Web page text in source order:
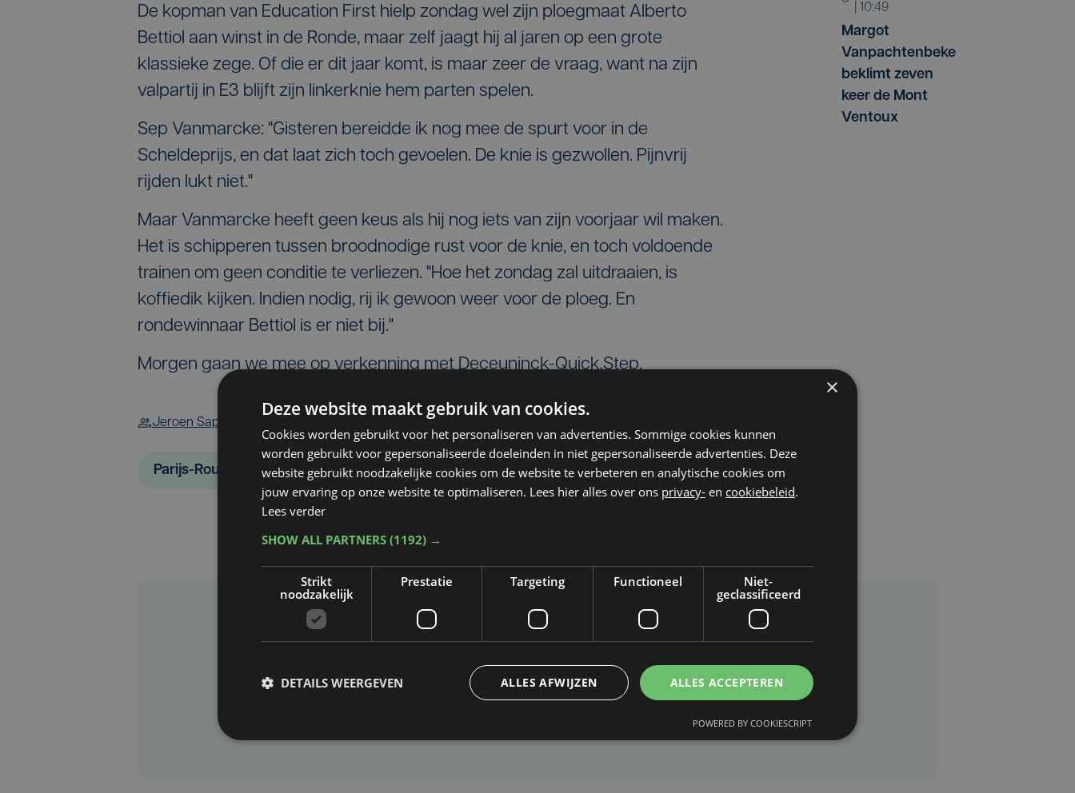
De kopman van Education First hielp zondag wel zijn ploegmaat Alberto
Bettiol aan winst in de Ronde, maar zelf jaagt hij al jaren op een grote
klassieke zege. Of die er dit jaar komt, is maar zeer de vraag, want na zijn
valpartij in E3 blijft zijn linkerknie hem parten spelen.
Sep Vanmarcke: "Gisteren bereidde ik nog mee de spurt voor in de
Scheldeprijs, en dat laat zich toch gevoelen. De knie is gezwollen. Pijnvrij
rijden lukt niet."
Maar Vanmarcke heeft geen keus als hij nog iets van zijn voorjaar wil maken.
Het is schipperen tussen broodnodige rust voor de knie, en toch voldoende
trainen om geen conditie te verliezen. "Hoe het zondag zal uitdraaien, is
koffiedik kijken. Indien nodig, rij ik gewoon weer voor de ploeg. En
rondewinnaar Bettiol is er niet bij."
Morgen gaan we mee op verkenning met Deceuninck-Quick.Step.
Jeroen Sap
Parijs-Roubaix
| 10:49
Margot
Vanpachtenbeke
beklimt zeven
keer de Mont
Ventoux
Heb je een taal- of schrijffout opgemerkt in dit artikel?
×
Deze website maakt gebruik van cookies.
Cookies worden gebruikt voor het personaliseren van advertenties. Sommige cookies kunnen
worden gebruikt voor gepersonaliseerde doeleinden in niet gepersonaliseerde advertenties. Deze
website gebruikt noodzakelijke cookies om de website te verbeteren en analytische cookies om
jouw ervaring op onze website te optimaliseren. Lees hier alles over ons privacy- en cookiebeleid.
Lees verder
SHOW ALL PARTNERS (1192) →
Strikt
noodzakelijk
Prestatie Targeting Functioneel
Niet-
geclassificeerd
ALLES ACCEPTEREN
ALLES AFWIJZEN
DETAILS WEERGEVEN
POWERED BY COOKIESCRIPT